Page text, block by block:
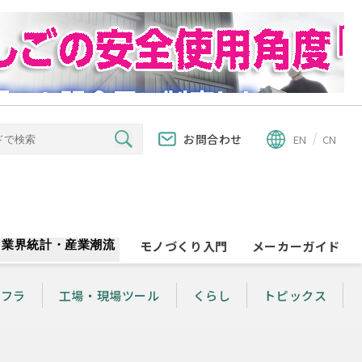
お問合わせ EN CN
業界統計・産業潮流 モノづくり入門 メーカーガイド
ラ 工場・現場ツール くらし トピックス